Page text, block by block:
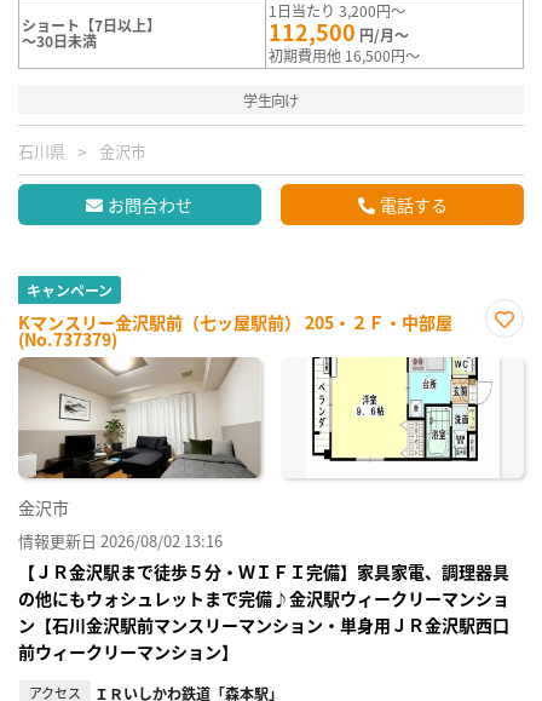
ショート【7日以上】
～30日未満
1日当たり 3,200円～
112,500 円/月～
初期費用他 16,500円～
学生向け
石川県 金沢市
お問合わせ 電話する
キャンペーン
Kマンスリー金沢駅前（七ッ屋駅前） 205・２Ｆ・中部屋
(No.737379)
に入
り登
録
金沢市
情報更新日 2026/08/02 13:16
【ＪＲ金沢駅まで徒歩５分・ＷＩＦＩ完備】家具家電、調理器具
の他にもウォシュレットまで完備♪金沢駅ウィークリーマンショ
ン【石川金沢駅前マンスリーマンション・単身用ＪＲ金沢駅西口
前ウィークリーマンション】
アクセス ＩＲいしかわ鉄道「森本駅」